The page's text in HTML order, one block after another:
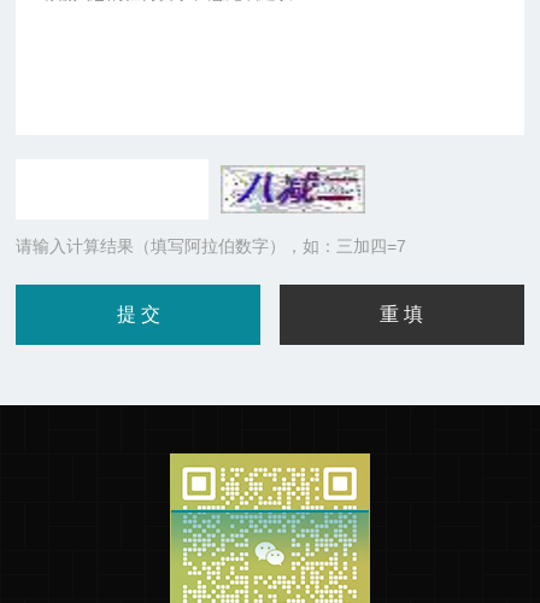
请输入计算结果（填写阿拉伯数字），如：三加四=7